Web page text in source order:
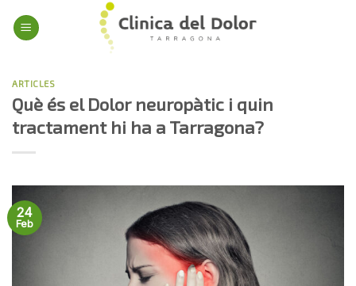
ARTICLES
Què és el Dolor neuropàtic i quin
tractament hi ha a Tarragona?
24
Feb